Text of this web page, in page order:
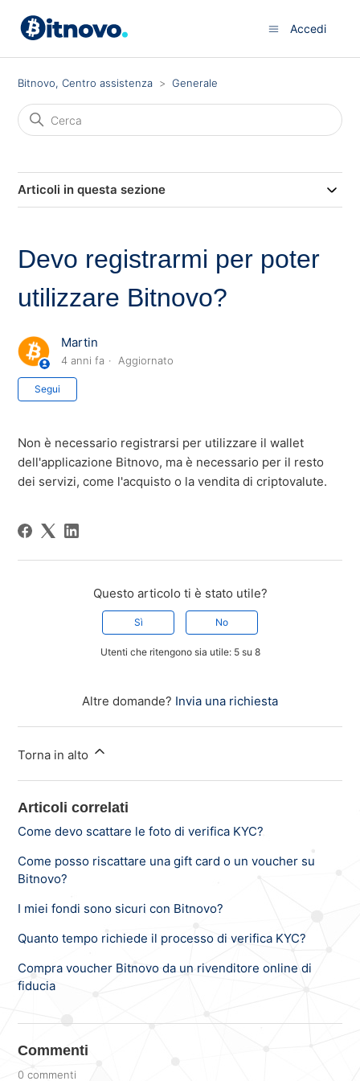
Accedi
Bitnovo, Centro assistenza Generale
Articoli in questa sezione
Devo registrarmi per poter
utilizzare Bitnovo?
Martin
4 anni fa Aggiornato
Segui
Non è necessario registrarsi per utilizzare il wallet
dell'applicazione Bitnovo, ma è necessario per il resto
dei servizi, come l'acquisto o la vendita di criptovalute.
Questo articolo ti è stato utile?
Sì No
Utenti che ritengono sia utile: 5 su 8
Altre domande? Invia una richiesta
Torna in alto
Articoli correlati
Come devo scattare le foto di verifica KYC?
Come posso riscattare una gift card o un voucher su
Bitnovo?
I miei fondi sono sicuri con Bitnovo?
Quanto tempo richiede il processo di verifica KYC?
Compra voucher Bitnovo da un rivenditore online di
fiducia
Commenti
0 commenti